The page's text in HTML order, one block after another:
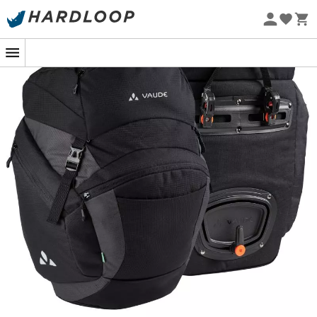
-5% Extra - Code Summer5
Für dein nächstes Abenteuer mit dem Fahrrad sind die
OnTour BackvonVaudedie perfekten